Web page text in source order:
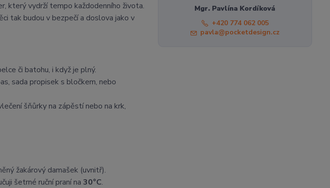
který vydrží tempo každodenního života.
tak budou v bezpečí a doslova jako v
či batohu, i když je plný.
sada propisek s bločkem, nebo
šňůrky na zápěstí nebo na krk,
žakárový damašek (uvnitř).
šetrné ruční praní na 30°C.
Mgr. Pavlína Kordíková
+420 774 062 005
pavla@pocketdesign.cz